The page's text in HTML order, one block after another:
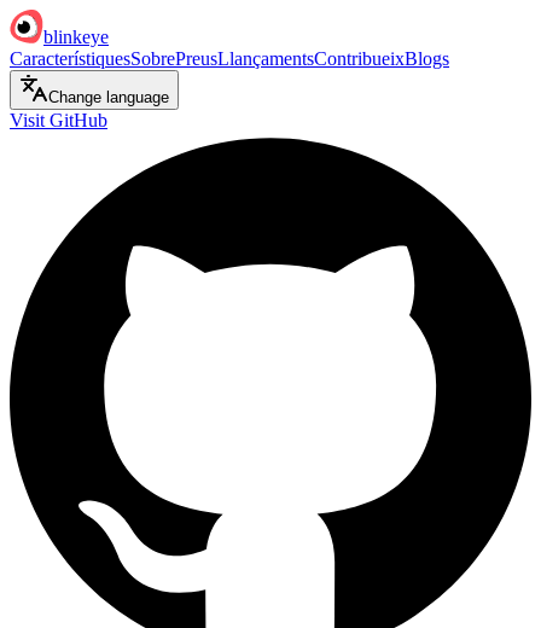
blinkeye
CaracterístiquesSobrePreusLlançamentsContribueixBlogs
Change language
Visit GitHub